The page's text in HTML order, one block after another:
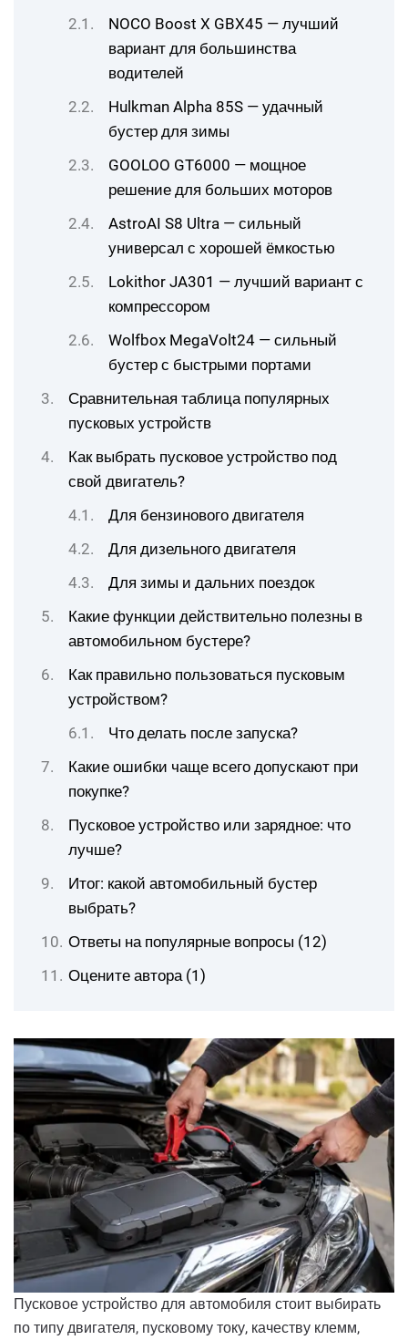
NOCO Boost X GBX45 — лучший
вариант для большинства
водителей
Hulkman Alpha 85S — удачный
бустер для зимы
GOOLOO GT6000 — мощное
решение для больших моторов
AstroAI S8 Ultra — сильный
универсал с хорошей ёмкостью
Lokithor JA301 — лучший вариант с
компрессором
Wolfbox MegaVolt24 — сильный
бустер с быстрыми портами
Сравнительная таблица популярных
пусковых устройств
Как выбрать пусковое устройство под
свой двигатель?
Для бензинового двигателя
Для дизельного двигателя
Для зимы и дальних поездок
Какие функции действительно полезны в
автомобильном бустере?
Как правильно пользоваться пусковым
устройством?
Что делать после запуска?
Какие ошибки чаще всего допускают при
покупке?
Пусковое устройство или зарядное: что
лучше?
Итог: какой автомобильный бустер
выбрать?
Ответы на популярные вопросы (12)
Оцените автора (1)
Пусковое устройство для автомобиля стоит выбирать
по типу двигателя, пусковому току, качеству клемм,